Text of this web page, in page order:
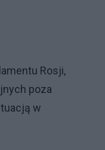
Rosji,
poza
w